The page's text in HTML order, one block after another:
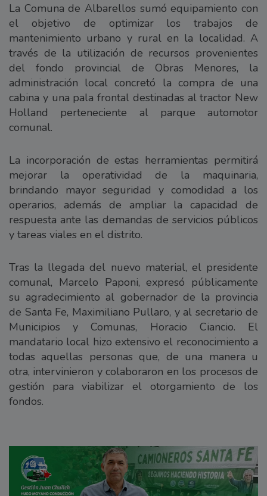
La Comuna de Albarellos sumó equipamiento con
el objetivo de optimizar los trabajos de
mantenimiento urbano y rural en la localidad. A
través de la utilización de recursos provenientes
del fondo provincial de Obras Menores, la
administración local concretó la compra de una
cabina y una pala frontal destinadas al tractor New
Holland perteneciente al parque automotor
comunal.
La incorporación de estas herramientas permitirá
mejorar la operatividad de la maquinaria,
brindando mayor seguridad y comodidad a los
operarios, además de ampliar la capacidad de
respuesta ante las demandas de servicios públicos
y tareas viales en el distrito.
Tras la llegada del nuevo material, el presidente
comunal, Marcelo Paponi, expresó públicamente
su agradecimiento al gobernador de la provincia
de Santa Fe, Maximiliano Pullaro, y al secretario de
Municipios y Comunas, Horacio Ciancio. El
mandatario local hizo extensivo el reconocimiento a
todas aquellas personas que, de una manera u
otra, intervinieron y colaboraron en los procesos de
gestión para viabilizar el otorgamiento de los
fondos.